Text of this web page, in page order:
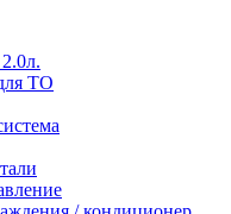
ТО